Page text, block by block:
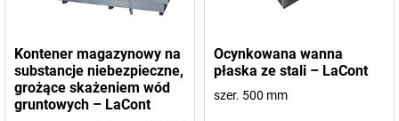
Kontener magazynowy na
substancje niebezpieczne,
grożące skażeniem wód
gruntowych – LaCont
Ocynkowana wanna
płaska ze stali – LaCont
szer. 500 mm